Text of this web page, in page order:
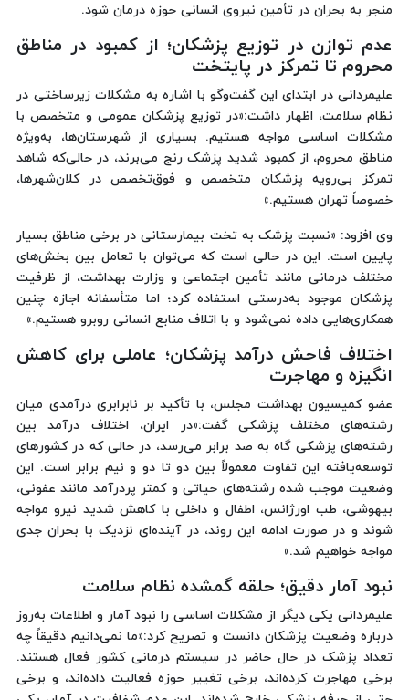
منجر به بحران در تأمین نیروی انسانی حوزه درمان شود.
عدم توازن در توزیع پزشکان؛ از کمبود در مناطق
محروم تا تمرکز در پایتخت
علیمردانی در ابتدای این گفت‌وگو با اشاره به مشکلات زیرساختی در
نظام سلامت، اظهار داشت:«در توزیع پزشکان عمومی و متخصص با
مشکلات اساسی مواجه هستیم. بسیاری از شهرستان‌ها، به‌ویژه
مناطق محروم، از کمبود شدید پزشک رنج می‌برند، در حالی‌که شاهد
تمرکز بی‌رویه پزشکان متخصص و فوق‌تخصص در کلان‌شهرها،
خصوصاً تهران هستیم.»
وی افزود: «نسبت پزشک به تخت بیمارستانی در برخی مناطق بسیار
پایین است. این در حالی‌ است که می‌توان با تعامل بین بخش‌های
مختلف درمانی مانند تأمین اجتماعی و وزارت بهداشت، از ظرفیت
پزشکان موجود به‌درستی استفاده کرد؛ اما متأسفانه اجازه چنین
همکاری‌هایی داده نمی‌شود و با اتلاف منابع انسانی روبرو هستیم.»
اختلاف فاحش درآمد پزشکان؛ عاملی برای کاهش
انگیزه و مهاجرت
عضو کمیسیون بهداشت مجلس، با تأکید بر نابرابری درآمدی میان
رشته‌های مختلف پزشکی گفت:«در ایران، اختلاف درآمد بین
رشته‌های پزشکی گاه به صد برابر می‌رسد، در حالی که در کشورهای
توسعه‌یافته این تفاوت معمولاً بین دو تا دو و نیم برابر است. این
وضعیت موجب شده رشته‌های حیاتی و کمتر پردرآمد مانند عفونی،
بیهوشی، طب اورژانس، اطفال و داخلی با کاهش شدید نیرو مواجه
شوند و در صورت ادامه این روند، در آینده‌ای نزدیک با بحران جدی
مواجه خواهیم شد.»
نبود آمار دقیق؛ حلقه گمشده نظام سلامت
علیمردانی یکی دیگر از مشکلات اساسی را نبود آمار و اطلاعات به‌روز
درباره وضعیت پزشکان دانست و تصریح کرد:«ما نمی‌دانیم دقیقاً چه
تعداد پزشک در حال حاضر در سیستم درمانی کشور فعال هستند.
برخی مهاجرت کرده‌اند، برخی تغییر حوزه فعالیت داده‌اند، و برخی